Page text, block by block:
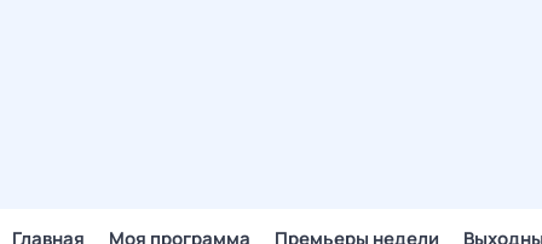
Главная Моя программа Премьеры недели